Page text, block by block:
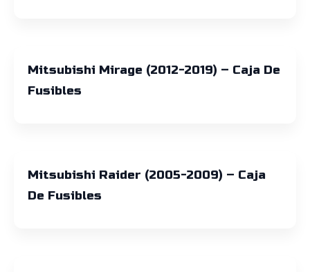
Mitsubishi Mirage (2012-2019) – Caja De
Fusibles
Mitsubishi Raider (2005-2009) – Caja
De Fusibles